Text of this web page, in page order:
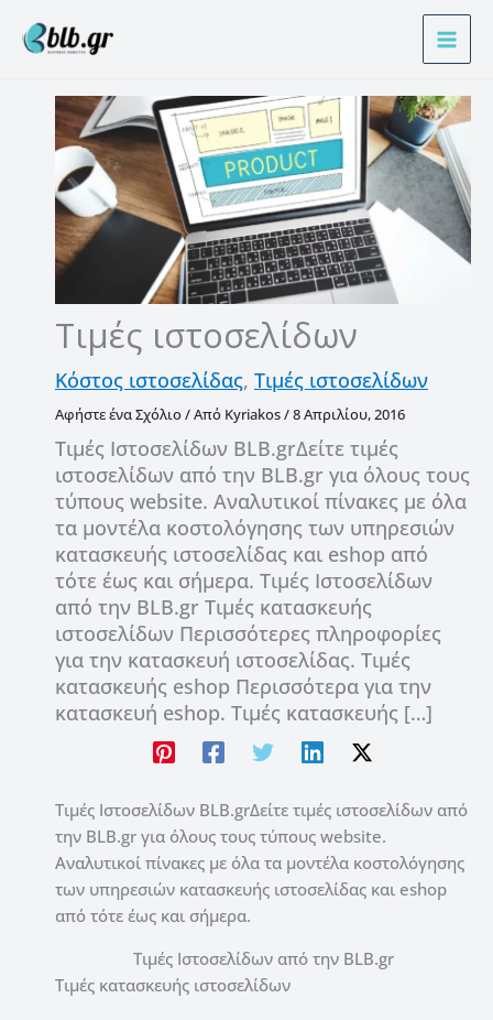
στο
Τιμές ιστοσελίδων
Kόστος ιστοσελίδας, Tιμές ιστοσελίδων
Αφήστε ένα Σχόλιο/ Από Kyriakos/8 Απριλίου, 2016
Τιμές Ιστοσελίδων BLB.grΔείτε τιμές
ιστοσελίδων από την BLB.gr για όλους τους
τύπους website. Αναλυτικοί πίνακες με όλα
τα μοντέλα κοστολόγησης των υπηρεσιών
κατασκευής ιστοσελίδας και eshop από
τότε έως και σήμερα. Τιμές Ιστοσελίδων
από την BLB.gr Τιμές κατασκευής
ιστοσελίδων Περισσότερες πληροφορίες
για την κατασκευή ιστοσελίδας. Τιμές
κατασκευής eshop Περισσότερα για την
κατασκευή eshop. Τιμές κατασκευής […]
Τιμές Ιστοσελίδων BLB.grΔείτε τιμές ιστοσελίδων από
την BLB.gr για όλους τους τύπους website.
Αναλυτικοί πίνακες με όλα τα μοντέλα κοστολόγησης
των υπηρεσιών κατασκευής ιστοσελίδας και eshop
από τότε έως και σήμερα.
Τιμές Ιστοσελίδων από την BLB.gr
Τιμές κατασκευής ιστοσελίδων
ν